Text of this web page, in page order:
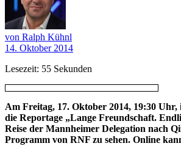
von Ralph Kühnl
14. Oktober 2014
Lesezeit: 55 Sekunden
Am Freitag, 17. Oktober 2014, 19:30 Uhr,
die Reportage „Lange Freundschaft.
Reise der Mannheimer Delegation nach
Programm von RNF zu sehen. Online